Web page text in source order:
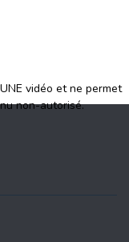
vidéo et ne permet
non-autorisé.